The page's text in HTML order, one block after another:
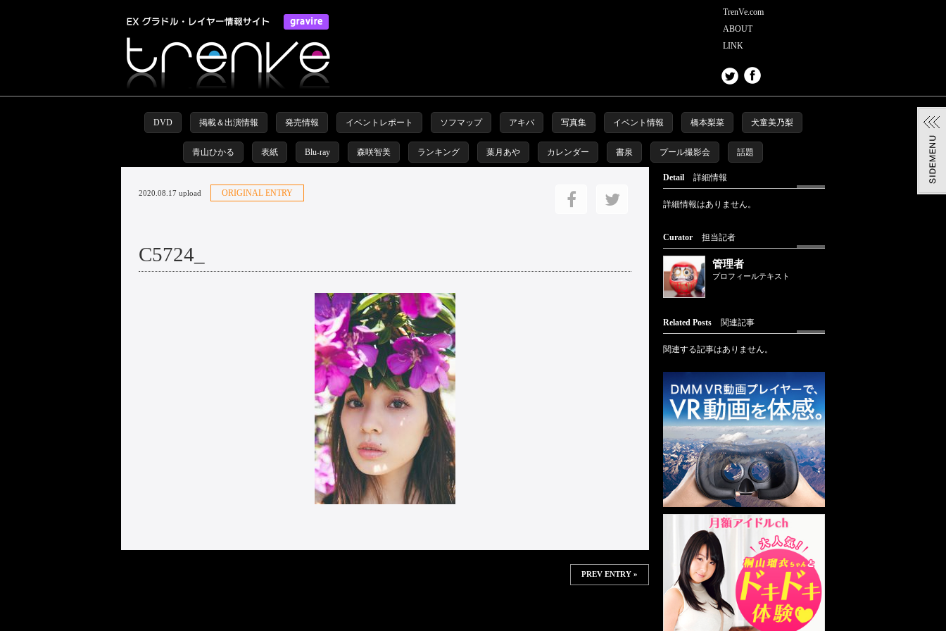
TrenVe.com
ABOUT
LINK
DVD 掲載＆出演情報 発売情報 イベントレポート ソフマップ アキバ 写真集 イベント情報 橋本梨菜 犬童美乃梨
青山ひかる 表紙 Blu-ray 森咲智美 ランキング 葉月あや カレンダー 書泉 プール撮影会 話題
2020.08.17 upload ORIGINAL ENTRY
C5724_
PREV ENTRY »
Detail 詳細情報
詳細情報はありません。
Curator 担当記者
管理者
プロフィールテキスト
Related Posts 関連記事
関連する記事はありません。